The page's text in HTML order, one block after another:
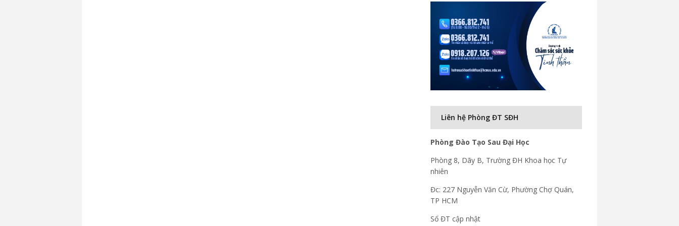
Liên hệ Phòng ĐT SĐH
Phòng Đào Tạo Sau Đại Học
Phòng 8, Dãy B, Trường ĐH Khoa học Tự
nhiên
Đc: 227 Nguyễn Văn Cừ, Phường Chợ Quán,
TP HCM
Số ĐT cập nhật